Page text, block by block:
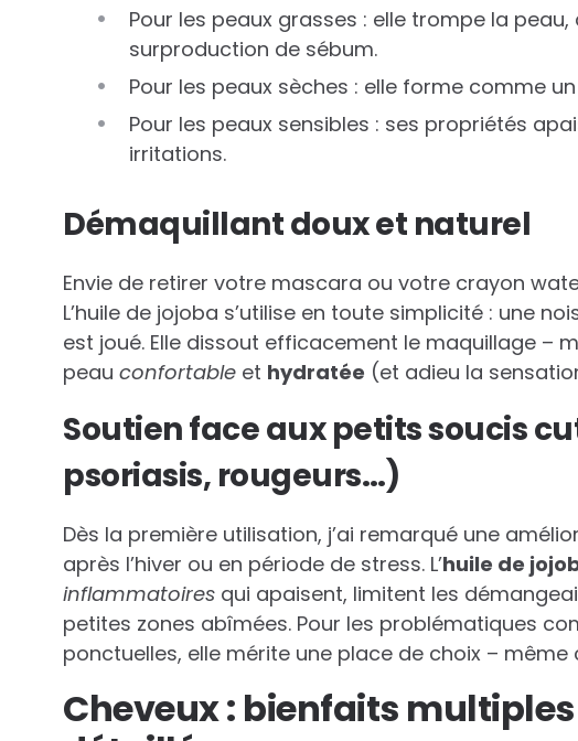
Pour les peaux grasses : elle trompe la
surproduction de sébum.
Pour les peaux sèches : elle forme comme
Pour les peaux sensibles : ses propriétés
irritations.
Démaquillant doux et naturel
Envie de retirer votre mascara ou votre crayon
L’huile de jojoba s’utilise en toute simplicité : une
est joué. Elle dissout efficacement le maquillage –
peau confortable et hydratée (et adieu la
Soutien face aux petits soucis
psoriasis, rougeurs…)
Dès la première utilisation, j’ai remarqué une
après l’hiver ou en période de stress. L’huile de
inflammatoires qui apaisent, limitent les
petites zones abîmées. Pour les problématiques
ponctuelles, elle mérite une place de choix – même
Cheveux : bienfaits